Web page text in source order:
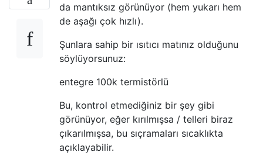
da mantıksız görünüyor (hem yukarı hem
de aşağı çok hızlı).
Şunlara sahip bir ısıtıcı matınız olduğunu
söylüyorsunuz:
entegre 100k termistörlü
Bu, kontrol etmediğiniz bir şey gibi
görünüyor, eğer kırılmışsa / telleri biraz
çıkarılmışsa, bu sıçramaları sıcaklıkta
açıklayabilir.